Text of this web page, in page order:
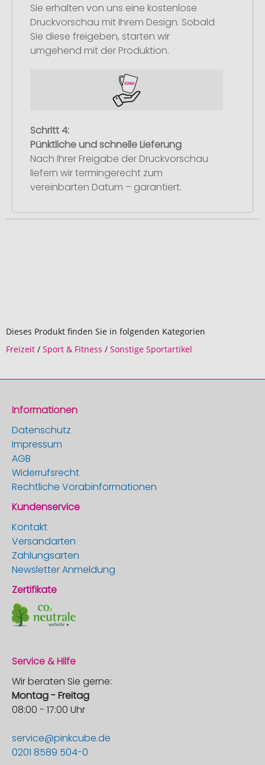
Sie erhalten von uns eine kostenlose
Druckvorschau mit Ihrem Design. Sobald
Sie diese freigeben, starten wir
umgehend mit der Produktion.
Schritt 4:
Pünktliche und schnelle Lieferung
Nach Ihrer Freigabe der Druckvorschau
liefern wir termingerecht zum
vereinbarten Datum – garantiert.
Dieses Produkt finden Sie in folgenden Kategorien
Freizeit / Sport & Fitness / Sonstige Sportartikel
Informationen
Datenschutz
Impressum
AGB
Widerrufsrecht
Rechtliche Vorabinformationen
Kundenservice
Kontakt
Versandarten
Zahlungsarten
Newsletter Anmeldung
Zertifikate
Service & Hilfe
Wir beraten Sie gerne:
Montag - Freitag
08:00 - 17:00 Uhr
service@pinkcube.de
0201 8589 504-0